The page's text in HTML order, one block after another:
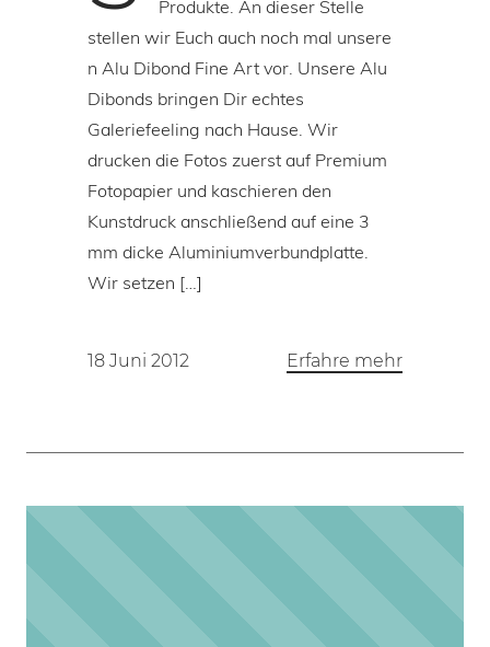
Produkte. An dieser Stelle
stellen wir Euch auch noch mal unsere
n Alu Dibond Fine Art vor. Unsere Alu
Dibonds bringen Dir echtes
Galeriefeeling nach Hause. Wir
drucken die Fotos zuerst auf Premium
Fotopapier und kaschieren den
Kunstdruck anschließend auf eine 3
mm dicke Aluminiumverbundplatte.
Wir setzen […]
18 Juni 2012 Erfahre mehr